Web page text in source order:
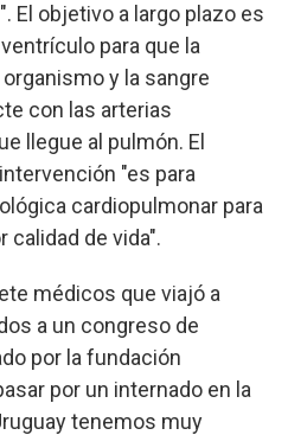
El objetivo a largo plazo es
para que la
y la sangre
con las arterias
llegue al pulmón. El
"es para
cardiopulmonar para
calidad de vida".
médicos que viajó a
a un congreso de
por la fundación
por un internado en la
tenemos muy